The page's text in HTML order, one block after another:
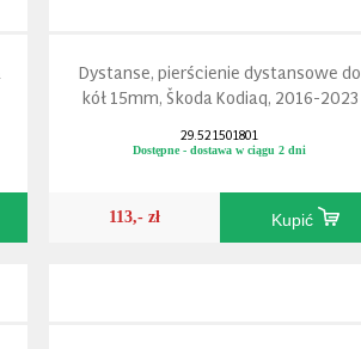
Dystanse, pierścienie dystansowe do
kół 15mm, Škoda Kodiaq, 2016-2023
29.521501801
Dostępne - dostawa w ciągu 2 dni
113,- zł Kupić